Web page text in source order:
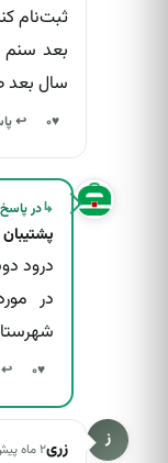
ثبت‌نام
بعد سنم
سال بعد
♥۰ ↩
↳در
پشتیبان 2 (زهرا فدایی)
درود
در
♥۰ ↩
ز زری۲ ماه پیش